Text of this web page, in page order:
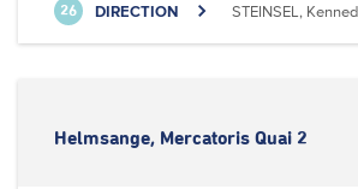
26 DIRECTION STEINSEL,
Helmsange, Mercatoris Quai 2